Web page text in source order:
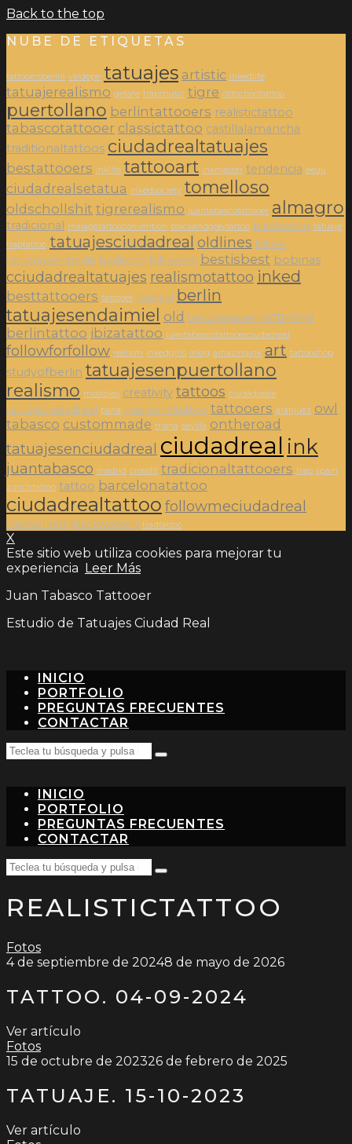
Back to the top
NUBE DE ETIQUETAS
tattooersberlin valdepe tatuajes artistic inkedlife
tatuajerealismo getafe trapmusic tigre oldschooltattoo
puertollano berlintattooers realistictattoo
tabascotattooer classictattoo castillalamancha
traditionaltattoos ciudadrealtatuajes
bestattooers inklife tattooart inkmaster tendencia eeuu
ciudadrealsetatua inkedsociety tomelloso
oldschollshit tigrerealismo juantabascotattooer almagro
tradicional malagatattooconvention blackandgreytattoo blackworks tatuaje
traptattoo tatuajesciudadreal oldlines follow
tatuandoenberlin berlincity followme bestisbest bobinas
cciudadrealtatuajes realismotattoo inked
besttattooers tattooer daimiel berlin
tatuajesendaimiel old tattooersberlin671346146
berlintattoo ibizatattoo juantabascotattooerciudadreal
followforfollow realism inkedgirls inkig amazingink art tattooshop
studyofberlin tatuajesenpuertollano
realismo mostoles creativity tattoos ciudadreale
tatuajeciudadreal parla traditionaltattoo tattooers aranjuez owl
tabasco custommade triana sevilla ontheroad
tatuajesenciudadreal ciudadreal ink
juantabasco madrid crossfit tradicionaltattooers trap spain
zurichtattoo tattoo barcelonatattoo
ciudadrealtattoo followmeciudadreal
tradworkers blackworkers tradtattoo
X
Este sitio web utiliza cookies para mejorar tu
experiencia Leer Más
Juan Tabasco Tattooer
Estudio de Tatuajes Ciudad Real
INICIO
PORTFOLIO
PREGUNTAS FRECUENTES
CONTACTAR
Search
for:
Teclea
intro…
INICIO
PORTFOLIO
PREGUNTAS FRECUENTES
CONTACTAR
Search
for:
Teclea
búsqueda
REALISTICTATTOO
Fotos
4 de septiembre de 20248 de mayo de 2026
TATTOO. 04-09-2024
Ver artículo
Fotos
15 de octubre de 202326 de febrero de 2025
TATUAJE. 15-10-2023
Ver artículo